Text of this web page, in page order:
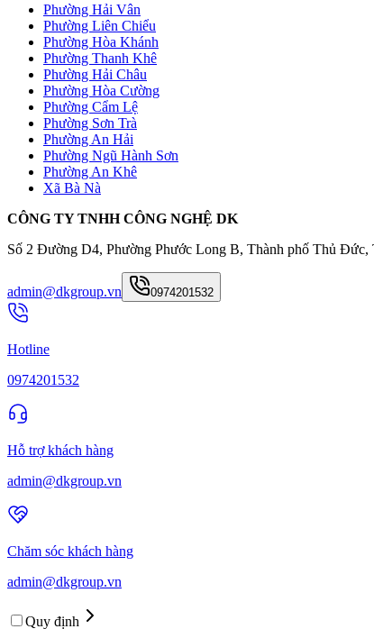
Phường Hải Vân
Phường Liên Chiểu
Phường Hòa Khánh
Phường Thanh Khê
Phường Hải Châu
Phường Hòa Cường
Phường Cẩm Lệ
Phường Sơn Trà
Phường An Hải
Phường Ngũ Hành Sơn
Phường An Khê
Xã Bà Nà
CÔNG TY TNHH CÔNG NGHỆ DK
Số 2 Đường D4, Phường Phước Long B, Thành phố Thủ Đức,
admin@dkgroup.vn 0974201532
Hotline
0974201532
Hỗ trợ khách hàng
admin@dkgroup.vn
Chăm sóc khách hàng
admin@dkgroup.vn
Quy định